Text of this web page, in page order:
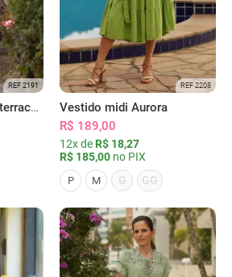
REF 2191
Vestido midi Fátima terracota
REF 2208
Vestido midi Aurora
R$ 189,00
12x de R$ 18,27
R$ 185,00 no PIX
P M G GG